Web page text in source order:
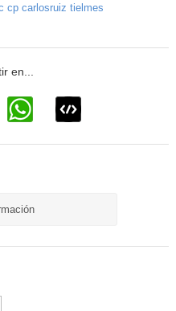
cp carlosruiz tielmes